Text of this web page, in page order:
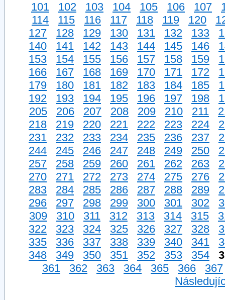
101 102 103 104 105 106 107
114
115 116 117 118 119 120
127
128 129 130 131 132 133
140
141 142 143 144 145 146
153
154 155 156 157 158 159
166
167 168 169 170 171 172
179
180 181 182 183 184 185
192
193 194 195 196 197 198
205
206 207 208 209 210 211
218
219 220 221 222 223 224
231
232 233 234 235 236 237
244
245 246 247 248 249 250
257
258 259 260 261 262 263
270
271 272 273 274 275 276
283
284 285 286 287 288 289
296
297 298 299 300 301 302
309
310 311 312 313 314 315
322
323 324 325 326 327 328
335
336 337 338 339 340 341
348
349 350 351 352 353 354
361
362 363 364 365 366
367